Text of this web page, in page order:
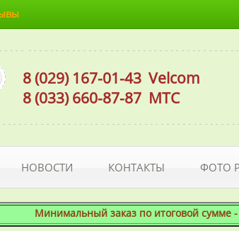
8 (029) 167-01-43 Velcom
8 (033) 660-87-87 МТС
НОВОСТИ КОНТАКТЫ ФОТО
Минимальный заказ по итоговой сумме - 50